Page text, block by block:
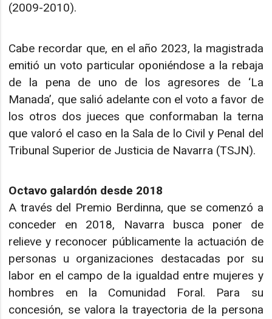
(2009-2010).
Cabe recordar que, en el año 2023, la magistrada
emitió un voto particular oponiéndose a la rebaja
de la pena de uno de los agresores de ‘La
Manada’, que salió adelante con el voto a favor de
los otros dos jueces que conformaban la terna
que valoró el caso en la Sala de lo Civil y Penal del
Tribunal Superior de Justicia de Navarra (TSJN).
Octavo galardón desde 2018
A través del Premio Berdinna, que se comenzó a
conceder en 2018, Navarra busca poner de
relieve y reconocer públicamente la actuación de
personas u organizaciones destacadas por su
labor en el campo de la igualdad entre mujeres y
hombres en la Comunidad Foral. Para su
concesión, se valora la trayectoria de la persona